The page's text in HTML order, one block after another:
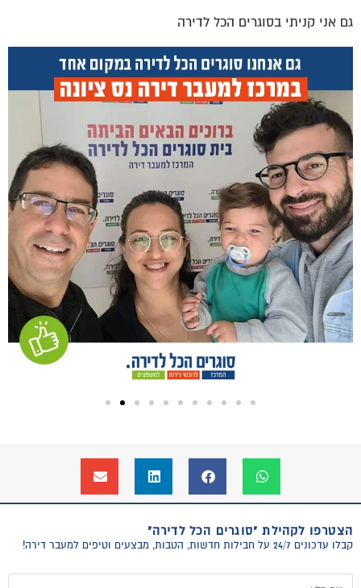
גם אני קניתי בסוגרים הכל לדירה
הצטרפו לקהילת "סוגרים הכל לדירה"
קבלו עדכונים 24/7 על חבילות חדשות, הטבות, מבצעים וטיפים למעבר דירה!